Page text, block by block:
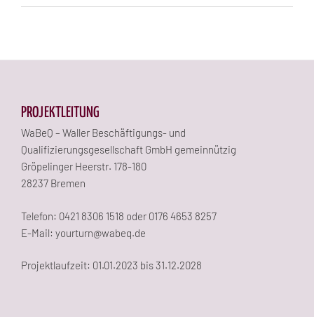
PROJEKTLEITUNG
WaBeQ – Waller Beschäftigungs- und
Qualifizierungsgesellschaft GmbH gemeinnützig
Gröpelinger Heerstr. 178-180
28237 Bremen
Telefon: 0421 8306 1518 oder 0176 4653 8257
E-Mail: yourturn@wabeq.de
Projektlaufzeit: 01.01.2023 bis 31.12.2028